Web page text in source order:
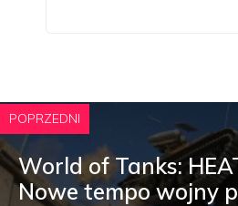
POPRZEDNI
World of Tanks:
Nowe tempo wojny